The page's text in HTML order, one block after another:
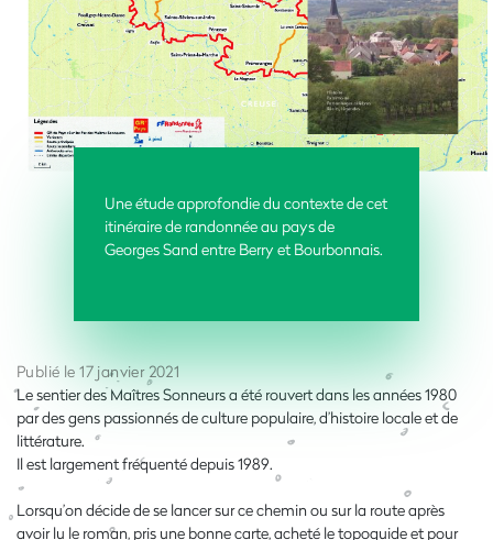
Une étude approfondie du contexte de cet
itinéraire de randonnée au pays de
Georges Sand entre Berry et Bourbonnais.
Publié le 17 janvier 2021
Le sentier des Maîtres Sonneurs a été rouvert dans les années 1980
par des gens passionnés de culture populaire, d’histoire locale et de
littérature.
Il est largement fréquenté depuis 1989.
Lorsqu’on décide de se lancer sur ce chemin ou sur la route après
avoir lu le roman, pris une bonne carte, acheté le topoguide et pour